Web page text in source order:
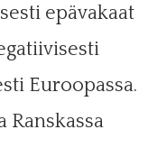
epävakaat
Euroopassa.
Ranskassa